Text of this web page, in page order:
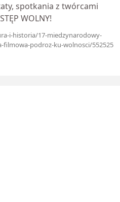
spotkania z twórcami
WOLNY!
i-historia/17-miedzynarodowy-
filmowa-podroz-ku-wolnosci/552525